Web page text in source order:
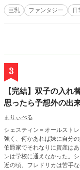
巨乳 ファンタジー 日
3
【完結】双子の入れ
思ったら予想外の出
まりぃべる
シェスティン＝オールスト
強く、何かあれば妹に自分の
伯爵家でそれなりに資産は
ンは学校に通えなかった。シェ
近の頃、フレドリカは苦手